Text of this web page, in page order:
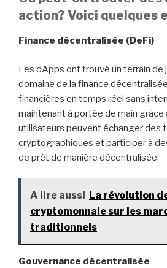
action? Voici quelques
Finance décentralisée (DeFi)
Les dApps ont trouvé un terrain de
domaine de la finance
financières en temps réel sans
maintenant à portée de main grâce
utilisateurs peuvent échanger des
cryptographiques et participer à
de prêt de manière décentralisée.
A lire aussi La révolution
cryptomonnaie sur les
traditionnels
Gouvernance décentralisée